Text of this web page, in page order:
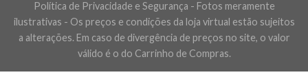
Política de Privacidade e Segurança - Fotos meramente
ilustrativas - Os preços e condições da loja virtual estão sujeitos
a alterações. Em caso de divergência de preços no site, o valor
válido é o do Carrinho de Compras.